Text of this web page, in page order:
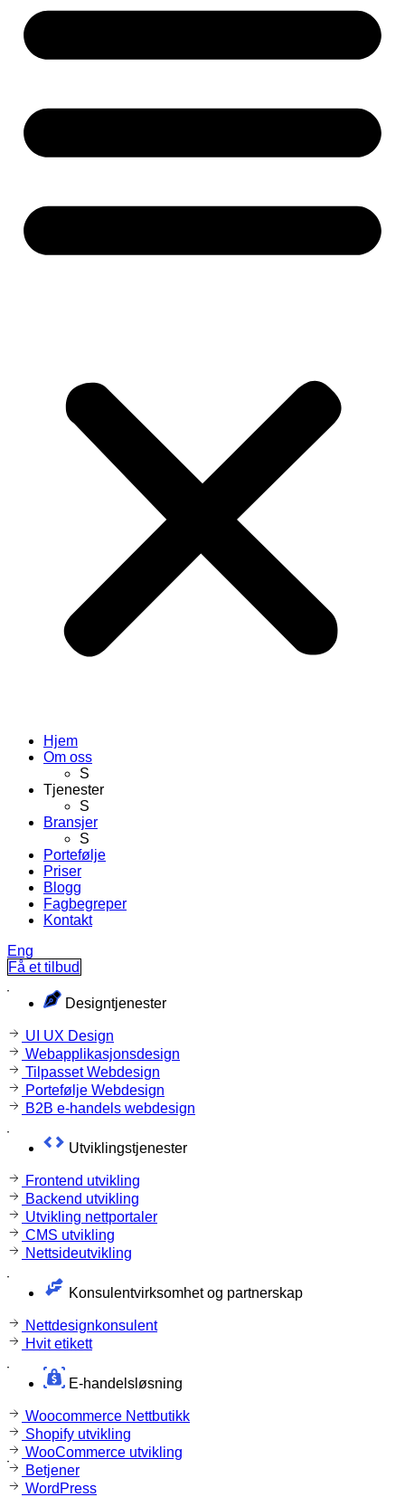
Hjem
Om oss
S
Tjenester
S
Bransjer
S
Portefølje
Priser
Blogg
Fagbegreper
Kontakt
Eng
Få et tilbud
Designtjenester
UI UX Design
Webapplikasjonsdesign
Tilpasset Webdesign
Portefølje Webdesign
B2B e-handels webdesign
Utviklingstjenester
Frontend utvikling
Backend utvikling
Utvikling nettportaler
CMS utvikling
Nettsideutvikling
Konsulentvirksomhet og partnerskap
Nettdesignkonsulent
Hvit etikett
E-handelsløsning
Woocommerce Nettbutikk
Shopify utvikling
WooCommerce utvikling
Betjener
WordPress